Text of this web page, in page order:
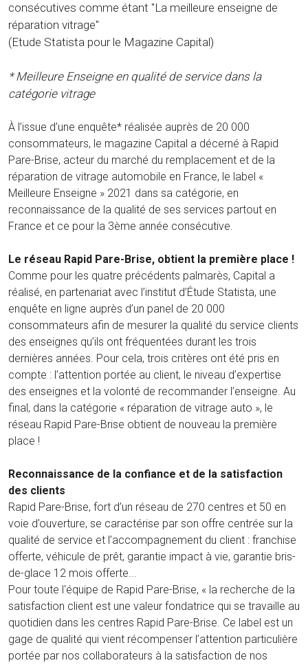
consécutives comme étant "La meilleure enseigne de
réparation vitrage"
(Etude Statista pour le Magazine Capital)
* Meilleure Enseigne en qualité de service dans la
catégorie vitrage
À l’issue d’une enquête* réalisée auprès de 20 000
consommateurs, le magazine Capital a décerné à Rapid
Pare-Brise, acteur du marché du remplacement et de la
réparation de vitrage automobile en France, le label «
Meilleure Enseigne » 2021 dans sa catégorie, en
reconnaissance de la qualité de ses services partout en
France et ce pour la 3ème année consécutive.
Le réseau Rapid Pare-Brise, obtient la première place !
Comme pour les quatre précédents palmarès, Capital a
réalisé, en partenariat avec l’institut d’Étude Statista, une
enquête en ligne auprès d’un panel de 20 000
consommateurs afin de mesurer la qualité du service clients
des enseignes qu’ils ont fréquentées durant les trois
dernières années. Pour cela, trois critères ont été pris en
compte : l’attention portée au client, le niveau d’expertise
des enseignes et la volonté de recommander l’enseigne. Au
final, dans la catégorie « réparation de vitrage auto », le
réseau Rapid Pare-Brise obtient de nouveau la première
place !
Reconnaissance de la confiance et de la satisfaction
des clients
Rapid Pare-Brise, fort d’un réseau de 270 centres et 50 en
voie d’ouverture, se caractérise par son offre centrée sur la
qualité de service et l’accompagnement du client : franchise
offerte, véhicule de prêt, garantie impact à vie, garantie bris-
de-glace 12 mois offerte...
Pour toute l'équipe de Rapid Pare-Brise, « la recherche de la
satisfaction client est une valeur fondatrice qui se travaille au
quotidien dans les centres Rapid Pare-Brise. Ce label est un
gage de qualité qui vient récompenser l’attention particulière
portée par nos collaborateurs à la satisfaction de nos